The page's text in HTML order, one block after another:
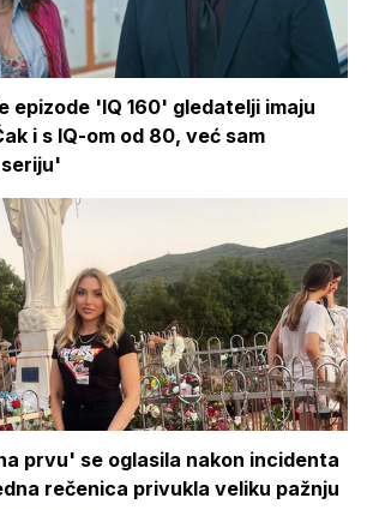
epizode 'IQ 160' gledatelji imaju
i s IQ-om od 80, već sam
prvu' se oglasila nakon incidenta
rečenica privukla veliku pažnju